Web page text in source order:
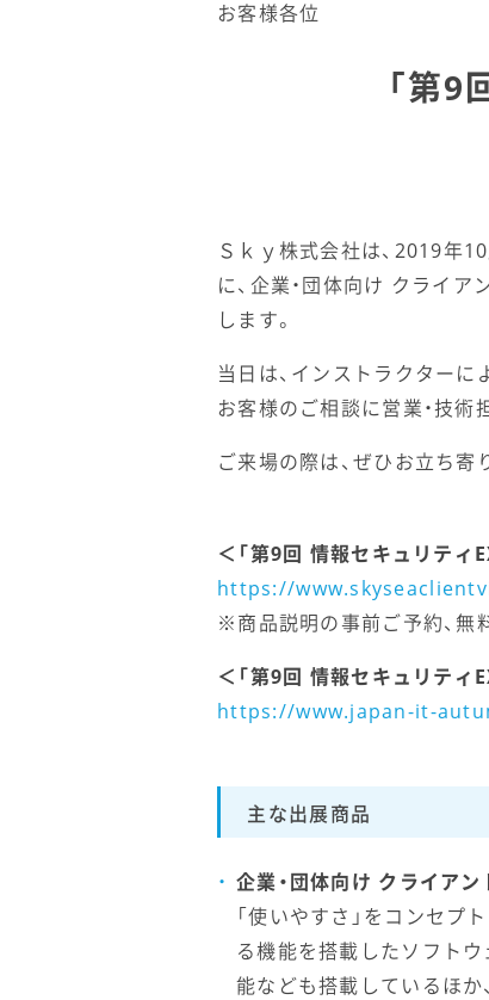
お客様各位
「第9
Ｓｋｙ株式会社は、2019年10
に、企業・団体向け クライ
します。
当日は、インストラクター
お客様のご相談に営業・技術
ご来場の際は、ぜひお立ち寄
＜「第9回 情報セキュリティ
https://
※商品説明の事前ご予約、無
＜「第9回 情報セキュリティ
https://www.japan-it-
主な出展商品
企業・団体向け クライア
「使いやすさ」をコンセプ
る機能を搭載したソフト
能なども搭載しているほ